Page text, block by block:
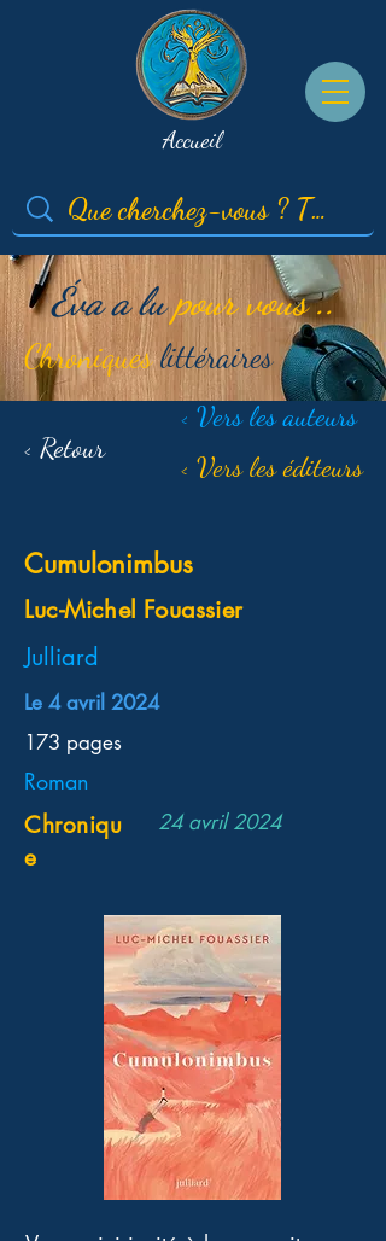
Accueil
Éva a lupour vous ..
Chroniqueslittéraires
< Retour
< Vers les auteurs
< Vers les éditeurs
Cumulonimbus
Luc-Michel Fouassier
Julliard
Le 4 avril 2024
173 pages
Roman
Chroniqu
e
24 avril 2024